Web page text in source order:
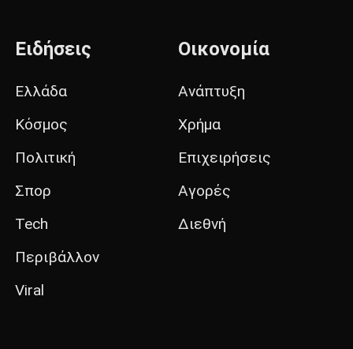
Ειδήσεις
Ελλάδα
Κόσμος
Πολιτική
Σπορ
Tech
Περιβάλλον
Viral
Οικονομία
Ανάπτυξη
Χρήμα
Επιχειρήσεις
Αγορές
Διεθνή